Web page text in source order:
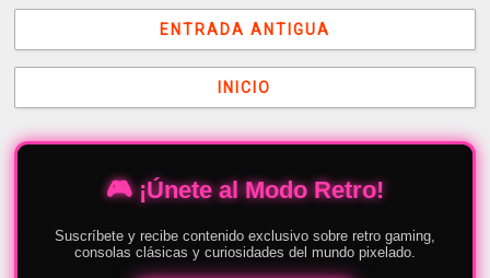
ENTRADA ANTIGUA
INICIO
🎮 ¡Únete al Modo Retro!
Suscríbete y recibe contenido exclusivo sobre retro gaming,
consolas clásicas y curiosidades del mundo pixelado.